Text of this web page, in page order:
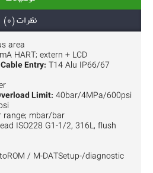
نظرات (0)
area
HART; extern + LCD
Entry: T14 Alu IP66/67
Limit: 40bar/4MPa/600psi
range; mbar/bar
ISO228 G1-1/2, 316L, flush
/ M-DATSetup-/diagnostic